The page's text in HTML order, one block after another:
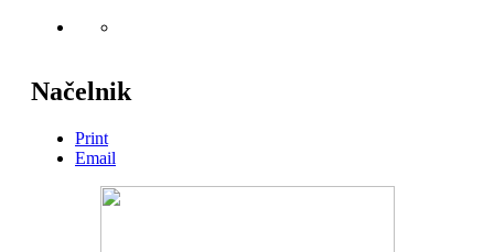
Načelnik
Print
Email